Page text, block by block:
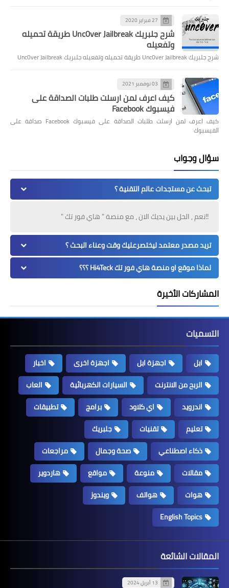
27 فبراير 2020
شرح جلبريك Unc0ver Jailbreak طريقة تحميله
وتفعيله
شرح جلبريك Unc0ver Jailbreak طريقة تحميله وتفعيله جلبريك Unc0ver Jailbreak
03 نوفمبر 2021
كيف اعرف لمن ارسلت طلبات الصداقة على
فيسبوك Facebook
كيف اعرف لمن ارسلت طلبات الصداقة على فيسبوك Facebook صداقة على
الفيسبوك
سؤال وجواب
تبحث عن مستجدات عالم التقنية ؟
!!نعم , الحل بين يديك الان ، مع منصة " هاي فور تك "
تريد مصدر معتمد ليختصرعليك وقت وعناء البحث ؟
لماذا موقع او منصة هاي فور تك Hi4Teck ؟؟؟
المشاركات الأخيرة
التسميات
ابل اجهزة ابل اجهزة اخرى
اخبار
الربح من الانترنت
السيارات الكهربائية
العاب
اندرويد
اي كلاود برامج
تطبيقات
تعليم
تقنيات
جلبريك
ذكاء اصطناعي
صحة وجمال
مراجعات
مقالات
منوعة مواقع
هاردوير
هوات
هواتف
ويندوز
English Topics
المقالات الشائعة
13 أبريل 2024